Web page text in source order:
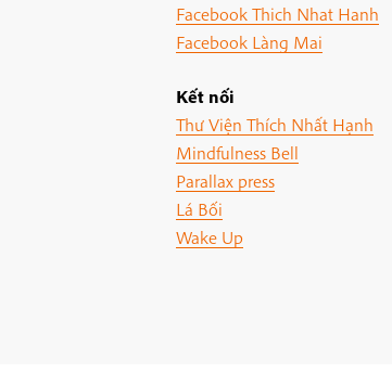
Facebook Thich Nhat Hanh
Facebook Làng Mai
Kết nối
Thư Viện Thích Nhất Hạnh
Mindfulness Bell
Parallax press
Lá Bối
Wake Up